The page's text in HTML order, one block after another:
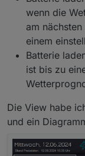
Wäre
Vielen
wenn die
am
einem
Batterie
ist bis zu
Die View habe
und ein